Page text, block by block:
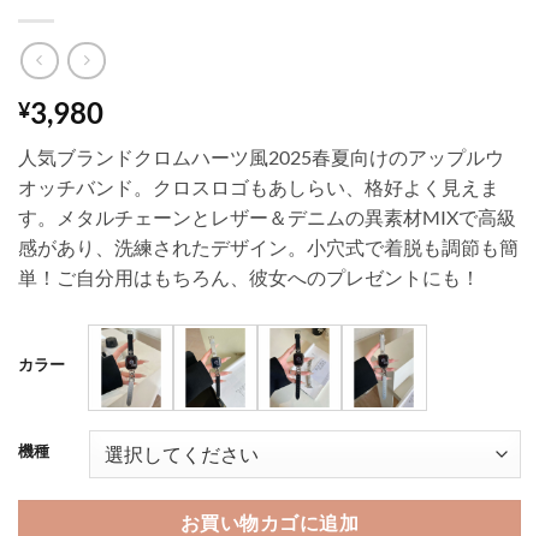
¥3,980
人気ブランドクロムハーツ風2025春夏向けのアップルウ
オッチバンド。クロスロゴもあしらい、格好よく見えま
す。メタルチェーンとレザー＆デニムの異素材MIXで高級
感があり、洗練されたデザイン。小穴式で着脱も調節も簡
単！ご自分用はもちろん、彼女へのプレゼントにも！
カラー
機種
お買い物カゴに追加